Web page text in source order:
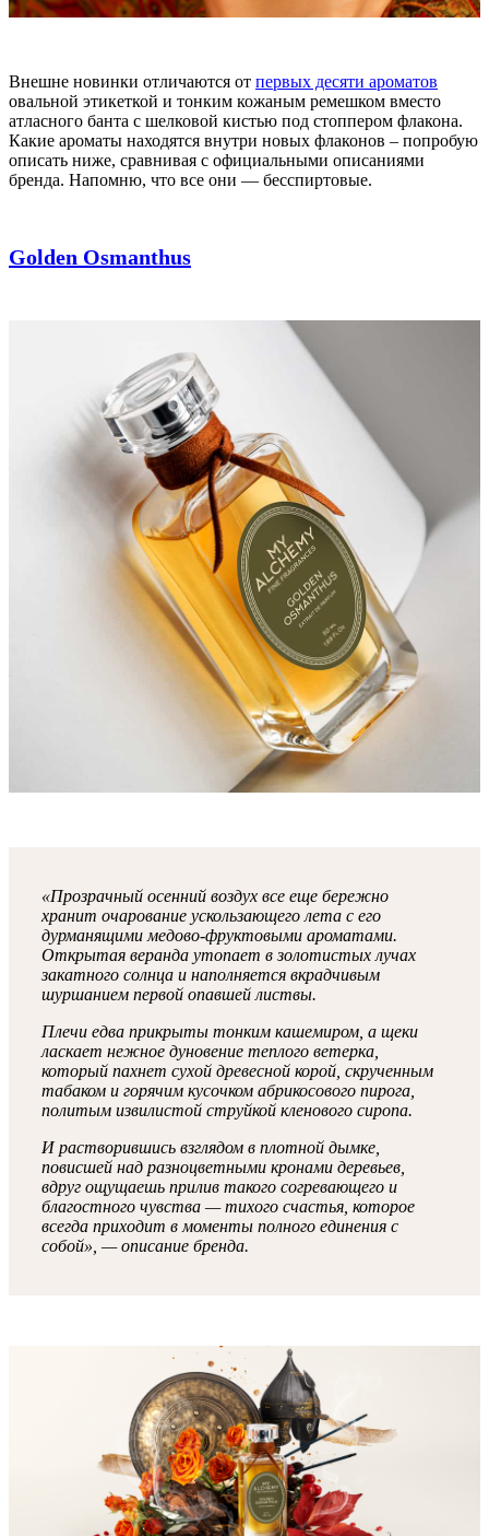
Внешне новинки отличаются от первых десяти ароматов
овальной этикеткой и тонким кожаным ремешком вместо
атласного банта с шелковой кистью под стоппером флакона.
Какие ароматы находятся внутри новых флаконов – попробую
описать ниже, сравнивая с официальными описаниями
бренда. Напомню, что все они — бесспиртовые.
Golden Osmanthus
«Прозрачный осенний воздух все еще бережно
хранит очарование ускользающего лета с его
дурманящими медово-фруктовыми ароматами.
Открытая веранда утопает в золотистых лучах
закатного солнца и наполняется вкрадчивым
шуршанием первой опавшей листвы.
Плечи едва прикрыты тонким кашемиром, а щеки
ласкает нежное дуновение теплого ветерка,
который пахнет сухой древесной корой, скрученным
табаком и горячим кусочком абрикосового пирога,
политым извилистой струйкой кленового сиропа.
И растворившись взглядом в плотной дымке,
повисшей над разноцветными кронами деревьев,
вдруг ощущаешь прилив такого согревающего и
благостного чувства — тихого счастья, которое
всегда приходит в моменты полного единения с
собой», — описание бренда.